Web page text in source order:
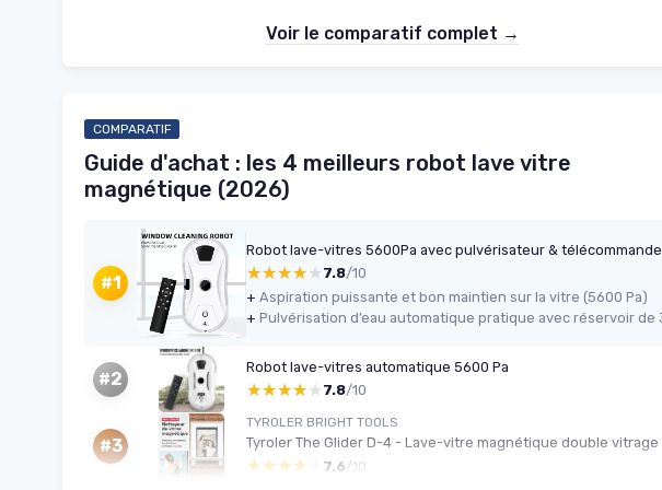
Voir le comparatif complet →
COMPARATIF
Guide d'achat : les 4 meilleurs robot lave vitre
magnétique (2026)
#1
Robot lave-vitres 5600Pa avec pulvérisateur & télécommande
★★★★★
★★★★★ 7.8/10
+ Aspiration puissante et bon maintien sur la vitre (5600 Pa)
+
#2
Robot lave-vitres automatique 5600 Pa
★★★★★
★★★★★ 7.8/10
#3
TYROLER BRIGHT TOOLS
Tyroler The Glider D-4 - Lave-vitre magnétique double vitrage
★★★★★
★★★★★ 7.6 /10